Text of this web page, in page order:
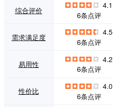
植优秀创作人而
设，致力于让作品
加速诞生。</p>
综合评价
4.1
6条点评
需求满足度
4.5
6条点评
易用性
4.2
6条点评
性价比
4.0
6条点评